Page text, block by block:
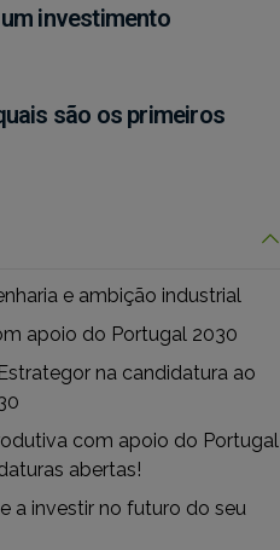
investimento
são os primeiros
e ambição industrial
apoio do Portugal 2030
na candidatura ao
com apoio do Portugal
abertas!
a investir no futuro do seu